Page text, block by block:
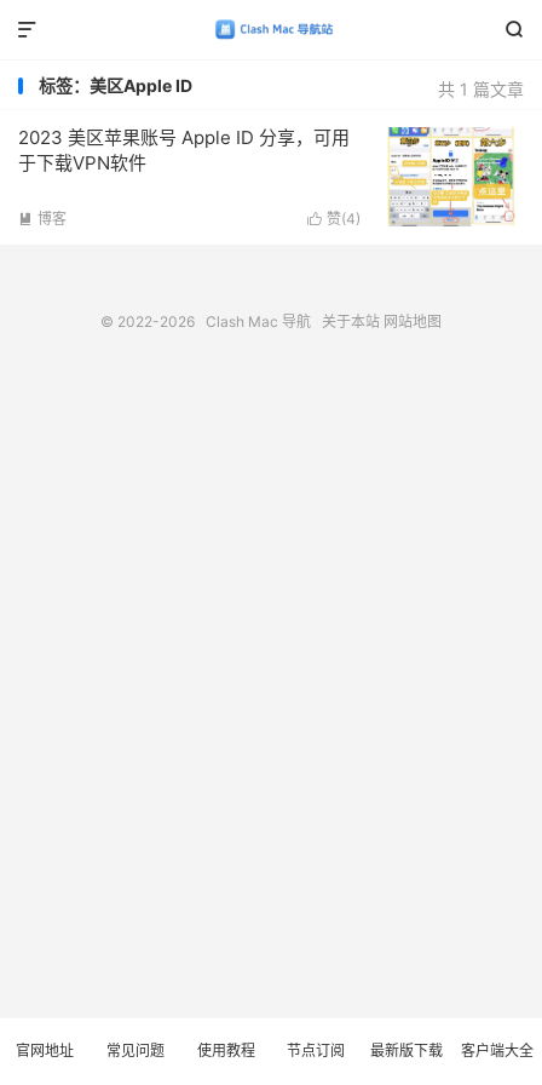


共 1 篇文章
标签：美区Apple ID
2023 美区苹果账号 Apple ID 分享，可用
于下载VPN软件
 赞(4)
 博客
© 2022-2026 Clash Mac 导航 关于本站 网站地图
官网地址 常见问题 使用教程 节点订阅 最新版下载 客户端大全